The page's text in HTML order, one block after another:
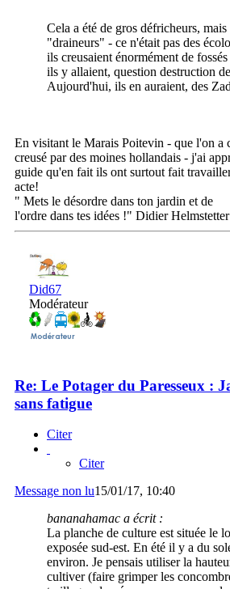
Cela a été de gros défricheurs, mais
"draineurs" - ce n'était pas des
ils creusaient énormément de
ils y allaient, question destruction
Aujourd'hui, ils en auraient, des
En visitant le Marais Poitevin - que l'on a
creusé par des moines hollandais - j'ai
guide qu'en fait ils ont surtout fait
acte!
" Mets le désordre dans ton jardin et de
l'ordre dans tes idées !" Didier Helmstetter
Did67
Modérateur
Re: Le Potager du Paresseux :
sans fatigue
Citer
Citer
Message non lu15/01/17, 10:40
bananahamac a écrit :
La planche de culture est située le
exposée sud-est. En été il y a du
environ. Je pensais utiliser la
cultiver (faire grimper les